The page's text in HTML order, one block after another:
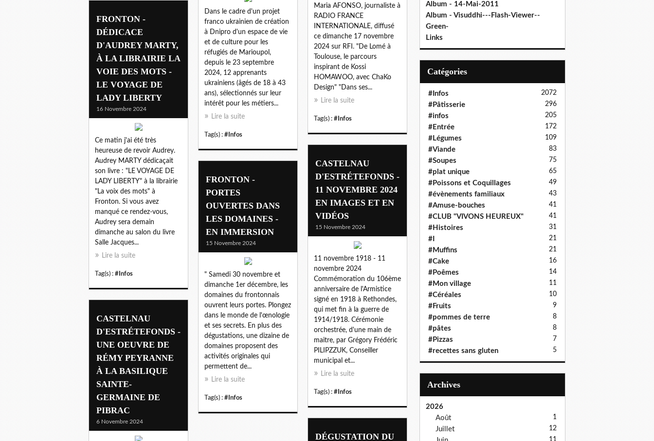
Dans le cadre d'un projet
franco ukrainien de création
à Dnipro d'un espace de vie
et de culture pour les
réfugiés de Marioupol,
depuis le 23 septembre
2024, 12 apprenants
ukrainiens (âgés de 18 à 43
ans), sélectionnés sur leur
intérêt pour les métiers...
Lire la suite
Tag(s) : #Infos
Maria AFONSO, journaliste à
RADIO FRANCE
INTERNATIONALE, diffusé
ce dimanche 17 novembre
2024 sur RFI. "De Lomé à
Toulouse, le parcours
inspirant de Kossi
HOMAWOO, avec ChaKo
Design" "Dans ses...
Lire la suite
Tag(s) : #Infos
FRONTON -
DÉDICACE
D'AUDREY MARTY,
À LA LIBRAIRIE LA
VOIE DES MOTS -
LE VOYAGE DE
LADY LIBERTY
16 Novembre 2024
Ce matin j'ai été très
heureuse de revoir Audrey.
Audrey MARTY dédicaçait
son livre : "LE VOYAGE DE
LADY LIBERTY" à la librairie
"La voix des mots" à
Fronton. Si vous avez
manqué ce rendez-vous,
Audrey sera demain
dimanche au salon du livre
Salle Jacques...
Lire la suite
Tag(s) : #Infos
CASTELNAU
D'ESTRÉTEFONDS -
11 NOVEMBRE 2024
EN IMAGES ET EN
VIDÉOS
15 Novembre 2024
11 novembre 1918 - 11
novembre 2024
Commémoration du 106ème
anniversaire de l'Armistice
signé en 1918 à Rethondes,
qui met fin à la guerre de
1914/1918. Cérémonie
orchestrée, d'une main de
maitre, par Grégory Frédéric
PILIPZZUK, Conseiller
municipal et...
Lire la suite
Tag(s) : #Infos
FRONTON -
PORTES
OUVERTES DANS
LES DOMAINES -
EN IMMERSION
15 Novembre 2024
" Samedi 30 novembre et
dimanche 1er décembre, les
domaines du frontonnais
ouvrent leurs portes. Plongez
dans le monde de l'œnologie
et ses secrets. En plus des
dégustations, une dizaine de
domaines proposent des
activités originales qui
permettent de...
Lire la suite
Tag(s) : #Infos
CASTELNAU
D'ESTRÉTEFONDS -
UNE OEUVRE DE
RÉMY PEYRANNE
À LA BASILIQUE
SAINTE-
GERMAINE DE
PIBRAC
6 Novembre 2024
DÉGUSTATION DU
Album - 14-Mai-2011
Album - Visuddhi---Flash-Viewer--
Green-
Links
Catégories
#Infos 2072
#Pâtisserie 296
#infos 205
#Entrée 172
#Légumes 109
#Viande 83
#Soupes 75
#plat unique 65
#Poissons et Coquillages 49
#évènements familiaux 43
#Amuse-bouches 41
#CLUB "VIVONS HEUREUX" 41
#Histoires 31
#I 21
#Muffins 21
#Cake 16
#Poêmes 14
#Mon village 11
#Céréales 10
#Fruits 9
#pommes de terre 8
#pâtes 8
#Pizzas 7
#recettes sans gluten 5
Archives
2026
Août
1
Juillet 12
11